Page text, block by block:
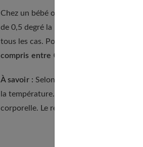
Chez un bébé ou une femme en
de 0,5 degré la normale. Chez un enfant
tous les cas. Pour éviter les erreurs de
compris entre 0,7 et 1 degré au
À savoir : Selon votre modèle de
la température. Certains produits de
corporelle. Le résultat final est ainsi plus